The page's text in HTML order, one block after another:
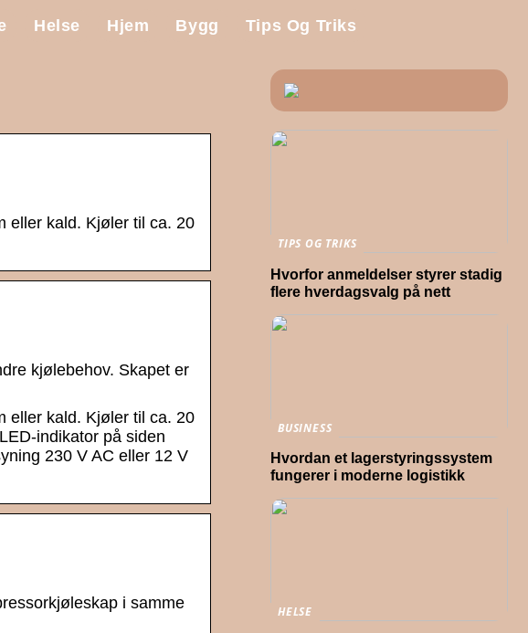
Helse Hjem Bygg Tips Og Triks
eller kald. Kjøler til ca. 20
kjølebehov. Skapet er
eller kald. Kjøler til ca. 20
indikator på siden
230 V AC eller 12 V
i samme
TIPS OG TRIKS
Hvorfor anmeldelser styrer stadig
flere hverdagsvalg på nett
BUSINESS
Hvordan et lagerstyringssystem
fungerer i moderne logistikk
HELSE